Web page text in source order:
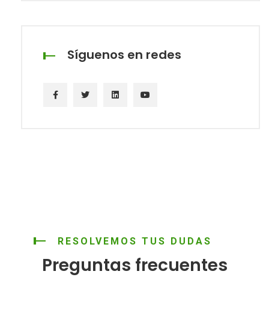
Síguenos en redes
RESOLVEMOS TUS DUDAS
Preguntas frecuentes